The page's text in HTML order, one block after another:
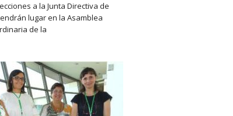
a la Junta Directiva de
lugar en la Asamblea
de la